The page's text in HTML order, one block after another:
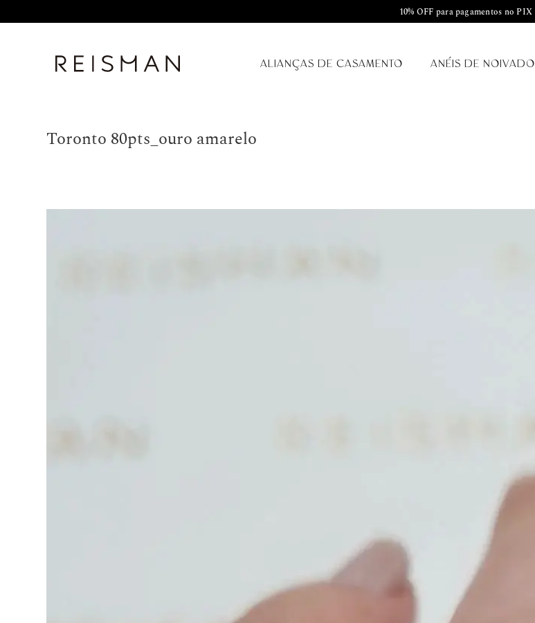
10% OFF para pagamentos no PIX
ALIANÇAS DE CASAMENTO ANÉIS DE NOIVADO
Toronto 80pts_ouro amarelo